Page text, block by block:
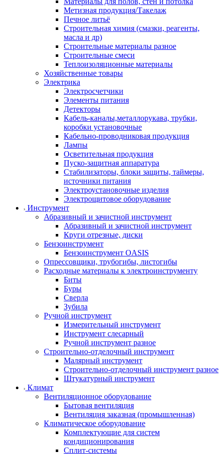
Метизная продукция/Такелаж
Печное литьё
Строительная химия (смазки, реагенты,
масла и др)
Строительные материалы разное
Строительные смеси
Теплоизоляционные материалы
Хозяйственные товары
Электрика
Электросчетчики
Элементы питания
Детекторы
Кабель-каналы,металлорукава, трубки,
коробки установочные
Кабельно-проводниковая продукция
Лампы
Осветительная продукция
Пуско-защитная аппаратура
Стабилизаторы, блоки защиты, таймеры,
источники питания
Электроустановочные изделия
Электрощитовое оборудование
Инструмент
Абразивный и зачистной инструмент
Абразивный и зачистной инструмент
Круги отрезные, диски
Бензоинструмент
Бензоинструмент OASIS
Опрессовщики, трубогибы, листогибы
Расходные материалы к электроинструменту
Биты
Буры
Сверла
Зубила
Ручной инструмент
Измерительный инструмент
Инструмент слесарный
Ручной инструмент разное
Строительно-отделочный инструмент
Малярный инструмент
Строительно-отделочный инструмент разное
Штукатурный инструмент
Климат
Вентиляционное оборудование
Бытовая вентиляция
Вентиляция заказная (промышленная)
Климатическое оборудование
Комплектующие для систем
кондиционирования
Сплит-системы